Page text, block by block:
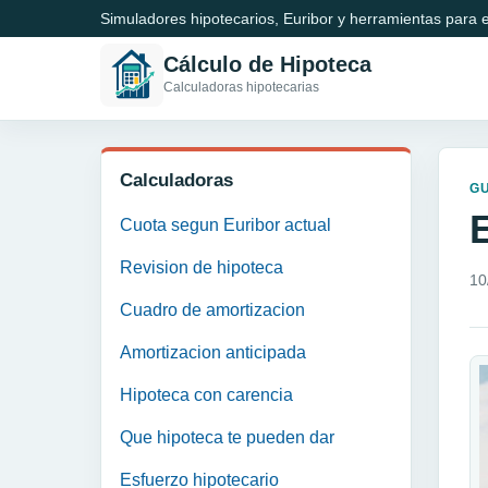
Simuladores hipotecarios, Euribor y herramientas para
Cálculo de Hipoteca
Calculadoras hipotecarias
Calculadoras
Cuota segun Euribor actual
Revision de hipoteca
Cuadro de amortizacion
Amortizacion anticipada
Hipoteca con carencia
Que hipoteca te pueden dar
Esfuerzo hipotecario